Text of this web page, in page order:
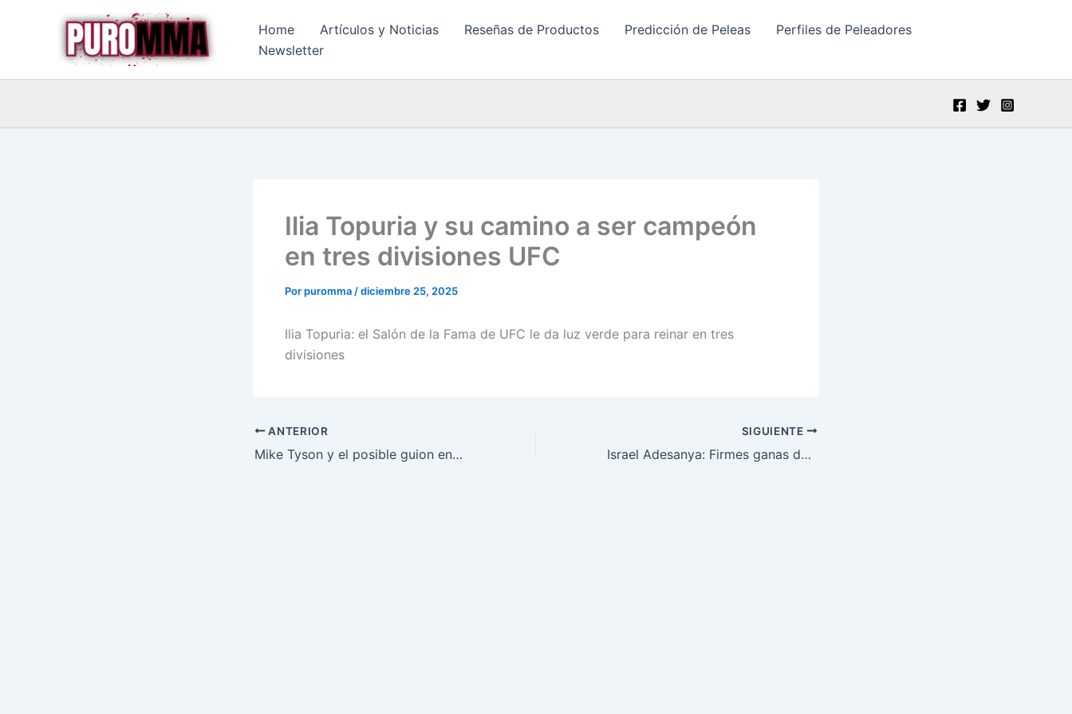
Home Artículos y Noticias Reseñas de Productos Predicción de Peleas
Perfiles de Peleadores
Newsletter
Ilia Topuria y su camino a ser campeón
en tres divisiones UFC
Porpuromma /diciembre 25, 2025
Ilia Topuria: el Salón de la Fama de UFC le da luz verde para reinar en tres
divisiones
ANTERIOR
Mike Tyson y el posible guion en la pelea contra Jake Paul: la verdad
SIGUIENTE
Israel Adesanya: Firmes ganas de recuperar el título UFC peso medio